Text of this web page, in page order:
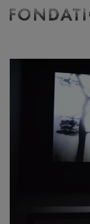
Vuitton
Billetterie